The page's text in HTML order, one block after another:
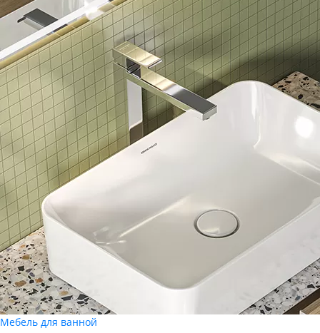
Мебель для ванной